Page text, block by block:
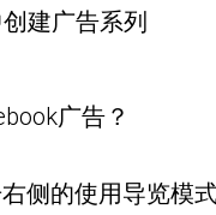
建广告系列
广告？
侧的使用导览模式